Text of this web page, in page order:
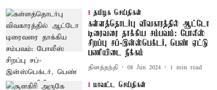
தமிழக செய்திகள்
கள்ளத்தொடர்பு விவகாரத்தில் ஆட்டோ
டிரைவரை தாக்கிய சம்பவம்: போலீஸ்
சிறப்பு சப்-இன்ஸ்பெக்டர், பெண் ஏட்டு
பணியிடை நீக்கம்
தினத்தந்தி 08 Jun 2024 1 min read
மாவட்ட செய்திகள்